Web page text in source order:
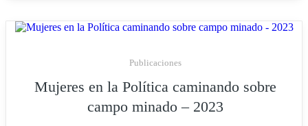
2023
Publicaciones
Mujeres en la Política caminando sobre
campo minado – 2023